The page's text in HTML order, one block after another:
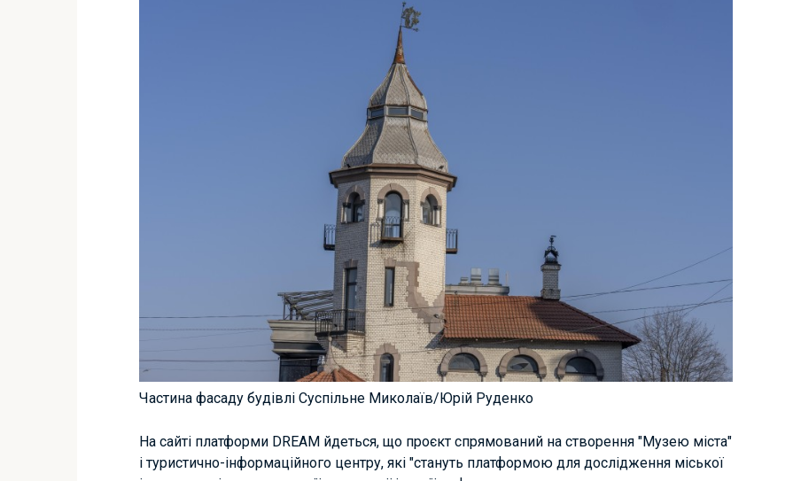
Частина фасаду будівлі Суспільне Миколаїв/Юрій Руденко
На сайті платформи DREAM йдеться, що проєкт спрямований на створення "Музею міста"
і туристично-інформаційного центру, які "стануть платформою для дослідження міської